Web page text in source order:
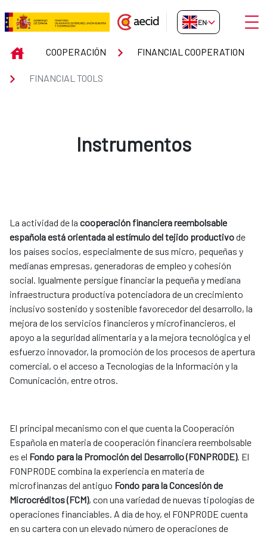
Skip to Main Content
FINANCIAL TOOLS
EN-GB
INICIOCOOPERACIÓN FINANCIAL COOPERATION
FINANCIAL TOOLS
Instrumentos
La actividad de la cooperación financiera reembolsable
española está orientada al estímulo del tejido productivode
los países socios, especialmente de sus micro, pequeñas y
medianas empresas, generadoras de empleo y cohesión
social. Igualmente persigue financiar la pequeña y mediana
infraestructura productiva potenciadora de un crecimiento
inclusivo sostenido y sostenible favorecedor del desarrollo, la
mejora de los servicios financieros y microfinancieros, el
apoyo a la seguridad alimentaria y a la mejora tecnológica y el
esfuerzo innovador, la promoción de los procesos de apertura
comercial, o el acceso a Tecnologías de la Información y la
Comunicación, entre otros.
El principal mecanismo con el que cuenta la Cooperación
Española en materia de cooperación financiera reembolsable
es el Fondo para la Promoción del Desarrollo (FONPRODE). El
FONPRODE combina la experiencia en materia de
microfinanzas del antiguo Fondo para la Concesión de
Microcréditos (FCM), con una variedad de nuevas tipologías de
operaciones financiables. A día de hoy, el FONPRODE cuenta
en su cartera con un elevado número de operaciones de